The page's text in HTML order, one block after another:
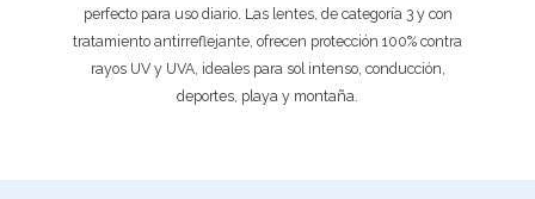
perfecto para uso diario. Las lentes, de categoría 3 y con
tratamiento antirreflejante, ofrecen protección 100% contra
rayos UV y UVA, ideales para sol intenso, conducción,
deportes, playa y montaña.